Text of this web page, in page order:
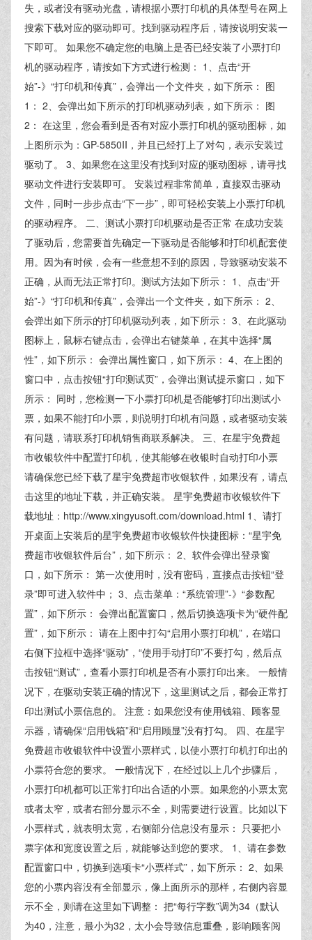
失，或者没有驱动光盘，请根据小票打印机的具体型号在网上
搜索下载对应的驱动即可。找到驱动程序后，请按说明安装一
下即可。 如果您不确定您的电脑上是否已经安装了小票打印
机的驱动程序，请按如下方式进行检测： 1、点击“开
始”-》“打印机和传真”，会弹出一个文件夹，如下所示： 图
1： 2、会弹出如下所示的打印机驱动列表，如下所示： 图
2： 在这里，您会看到是否有对应小票打印机的驱动图标，如
上图所示为：GP-5850II，并且已经打上了对勾，表示安装过
驱动了。 3、如果您在这里没有找到对应的驱动图标，请寻找
驱动文件进行安装即可。 安装过程非常简单，直接双击驱动
文件，同时一步步点击“下一步”，即可轻松安装上小票打印机
的驱动程序。 二、测试小票打印机驱动是否正常 在成功安装
了驱动后，您需要首先确定一下驱动是否能够和打印机配套使
用。因为有时候，会有一些意想不到的原因，导致驱动安装不
正确，从而无法正常打印。测试方法如下所示： 1、点击“开
始”-》“打印机和传真”，会弹出一个文件夹，如下所示： 2、
会弹出如下所示的打印机驱动列表，如下所示： 3、在此驱动
图标上，鼠标右键点击，会弹出右键菜单，在其中选择“属
性”，如下所示： 会弹出属性窗口，如下所示： 4、在上图的
窗口中，点击按钮“打印测试页”，会弹出测试提示窗口，如下
所示： 同时，您检测一下小票打印机是否能够打印出测试小
票，如果不能打印小票，则说明打印机有问题，或者驱动安装
有问题，请联系打印机销售商联系解决。 三、在星宇免费超
市收银软件中配置打印机，使其能够在收银时自动打印小票
请确保您已经下载了星宇免费超市收银软件，如果没有，请点
击这里的地址下载，并正确安装。 星宇免费超市收银软件下
载地址：http://www.xingyusoft.com/download.html 1、请打
开桌面上安装后的星宇免费超市收银软件快捷图标：“星宇免
费超市收银软件后台”，如下所示： 2、软件会弹出登录窗
口，如下所示： 第一次使用时，没有密码，直接点击按钮“登
录”即可进入软件中； 3、点击菜单：“系统管理”-》“参数配
置”，如下所示： 会弹出配置窗口，然后切换选项卡为“硬件配
置”，如下所示： 请在上图中打勾“启用小票打印机”，在端口
右侧下拉框中选择“驱动”，“使用手动打印”不要打勾，然后点
击按钮“测试”，查看小票打印机是否有小票打印出来。 一般情
况下，在驱动安装正确的情况下，这里测试之后，都会正常打
印出测试小票信息的。 注意：如果您没有使用钱箱、顾客显
示器，请确保“启用钱箱”和“启用顾显”没有打勾。 四、在星宇
免费超市收银软件中设置小票样式，以使小票打印机打印出的
小票符合您的要求。 一般情况下，在经过以上几个步骤后，
小票打印机都可以正常打印出合适的小票。如果您的小票太宽
或者太窄，或者右部分显示不全，则需要进行设置。比如以下
小票样式，就表明太宽，右侧部分信息没有显示： 只要把小
票字体和宽度设置之后，就能够达到您的要求。 1、请在参数
配置窗口中，切换到选项卡“小票样式”，如下所示： 2、如果
您的小票内容没有全部显示，像上面所示的那样，右侧内容显
示不全，则请在这里如下调整： 把“每行字数”调为34（默认
为40，注意，最小为32，太小会导致信息重叠，影响顾客阅